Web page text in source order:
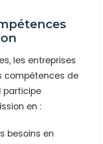
les entreprises
compétences de
participe
en :
besoins en